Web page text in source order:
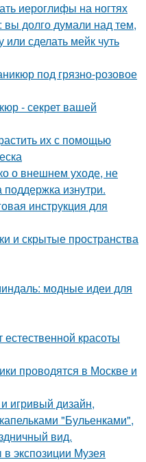
иероглифы на ногтях
вы долго думали над тем,
сделать мейк чуть
под грязно-розовое
- секрет вашей
их с помощью
о внешнем уходе, не
изнутри.
инструкция для
и скрытые пространства
модные идеи для
красоты
проводятся в Москве и
игривый дизайн,
"Бульенками",
вид.
экспозиции Музея